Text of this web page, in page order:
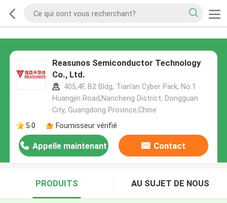
Reasunos Semiconductor Technology
Co., Ltd.
405,4F, B2 Bldg, Tian'an Cyber Park, No.1
Huangjin Road,Nancheng District, Dongguan
City, Guangdong Province,Chine
5.0
Fournisseur vérifié
Appelle maintenant Contact
PRODUITS AU SUJET DE NOUS